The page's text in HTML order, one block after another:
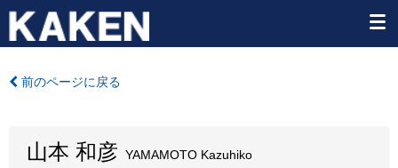
前のページに戻る
山本 和彦 YAMAMOTO Kazuhiko